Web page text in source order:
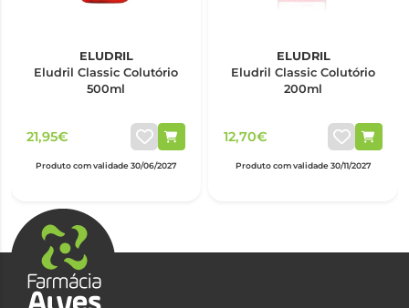
ELUDRIL
Eludril Classic Colutório
500ml
21,95€
Produto com validade 30/06/2027
ELUDRIL
Eludril Classic Colutório
200ml
12,70€
Produto com validade 30/11/2027